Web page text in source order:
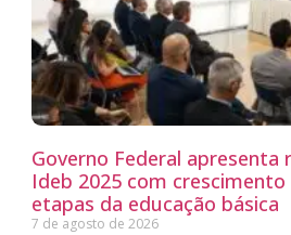
Governo Federal apresenta
Ideb 2025 com
etapas da educação básica
7 de agosto de 2026